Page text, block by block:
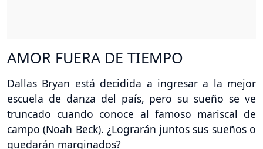
AMOR FUERA DE TIEMPO
Dallas Bryan está decidida a ingresar a la mejor
escuela de danza del país, pero su sueño se ve
truncado cuando conoce al famoso mariscal de
campo (Noah Beck). ¿Lograrán juntos sus sueños o
quedarán marginados?